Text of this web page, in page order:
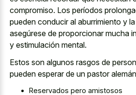
compromiso. Los períodos
pueden conducir al aburrimiento y
asegúrese de proporcionar mucha
y estimulación mental.
Estos son algunos rasgos de
pueden esperar de un pastor
Reservados pero amistosos